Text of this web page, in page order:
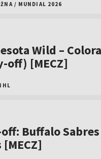
/ MUNDIAL 2026
Wild –
off) [MECZ]
Buffalo